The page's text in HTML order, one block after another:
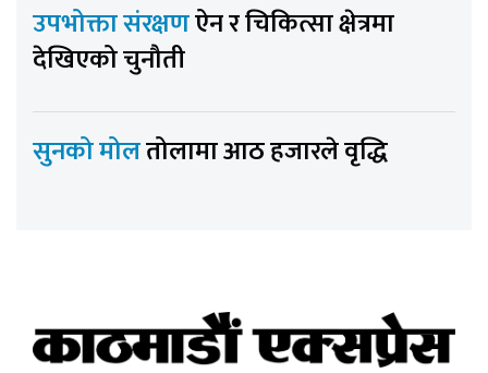
उपभोक्ता संरक्षणऐन र चिकित्सा क्षेत्रमा
देखिएको चुनौती
सुनको मोलतोलामा आठ हजारले वृद्धि